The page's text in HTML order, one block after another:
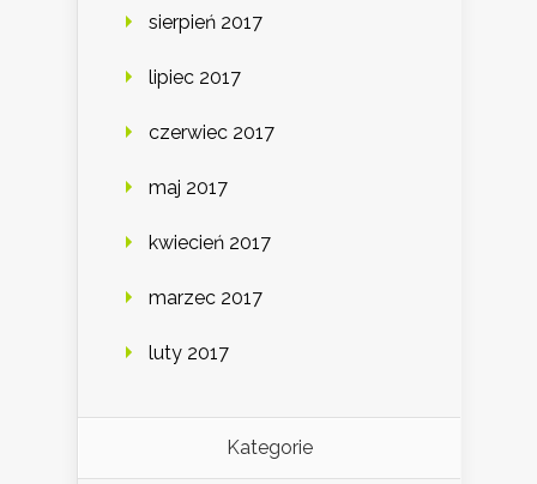
sierpień 2017
lipiec 2017
czerwiec 2017
maj 2017
kwiecień 2017
marzec 2017
luty 2017
Kategorie